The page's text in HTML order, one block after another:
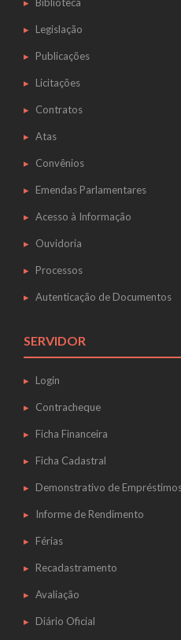
Legislação
Publicações
Licitações
Contratos
Atas
Convênios
Emendas Parlamentares
Acesso à Informação
Ouvidoria
Processos
Autenticação de Documentos
SERVIDOR
Login
Contracheque
Ficha Financeira
Ficha Cadastral
Demonstrativo de
Informe de Rendimento
Férias
Recadastramento
Avaliação
Diário Oficial